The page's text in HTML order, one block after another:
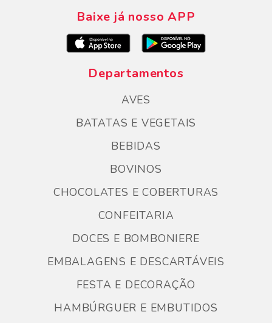
Baixe já nosso APP
Departamentos
AVES
BATATAS E VEGETAIS
BEBIDAS
BOVINOS
CHOCOLATES E COBERTURAS
CONFEITARIA
DOCES E BOMBONIERE
EMBALAGENS E DESCARTÁVEIS
FESTA E DECORAÇÃO
HAMBÚRGUER E EMBUTIDOS